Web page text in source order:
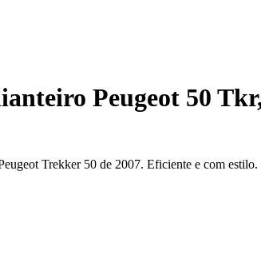
Peugeot 50
Trekker 50 de 2007. Eficiente e com estilo.